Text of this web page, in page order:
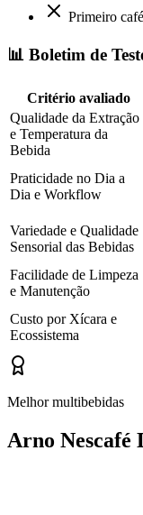
Primeiro
📊 Boletim de
Critério avaliado
Qualidade da Extração
e Temperatura da
Bebida
Praticidade no Dia a
Dia e Workflow
Variedade e Qualidade
Sensorial das Bebidas
Facilidade de Limpeza
e Manutenção
Custo por Xícara e
Ecossistema
Melhor multibebidas
Arno Nescafé